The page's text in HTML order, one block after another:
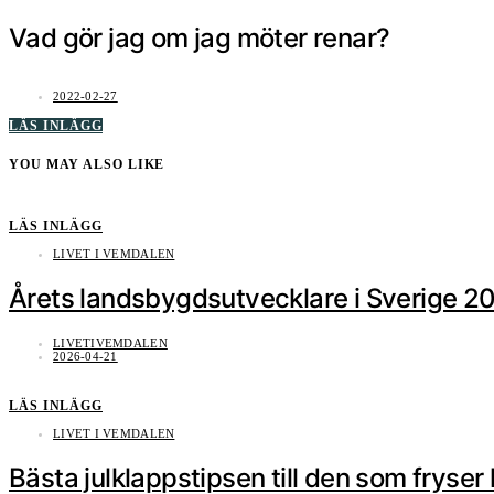
Vad gör jag om jag möter renar?
2022-02-27
LÄS INLÄGG
YOU MAY ALSO LIKE
LÄS INLÄGG
LIVET I VEMDALEN
Årets landsbygdsutvecklare i Sverige
LIVETIVEMDALEN
2026-04-21
LÄS INLÄGG
LIVET I VEMDALEN
Bästa julklappstipsen till den som fryser